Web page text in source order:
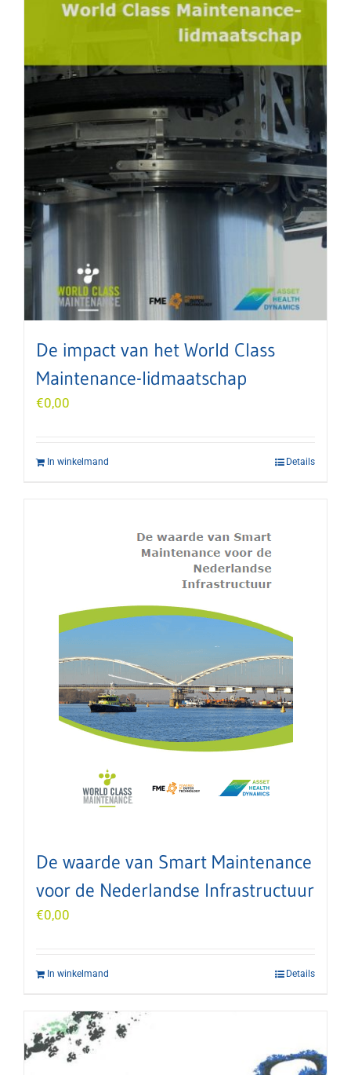
De impact van het World Class
Maintenance-lidmaatschap
€0,00
In winkelmand Details
De waarde van Smart Maintenance
voor de Nederlandse Infrastructuur
€0,00
In winkelmand Details